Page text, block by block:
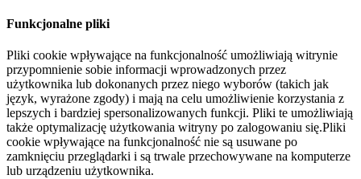
Funkcjonalne pliki
Pliki cookie wpływające na funkcjonalność umożliwiają witrynie
przypomnienie sobie informacji wprowadzonych przez
użytkownika lub dokonanych przez niego wyborów (takich jak
język, wyrażone zgody) i mają na celu umożliwienie korzystania z
lepszych i bardziej spersonalizowanych funkcji. Pliki te umożliwiają
także optymalizację użytkowania witryny po zalogowaniu się.Pliki
cookie wpływające na funkcjonalność nie są usuwane po
zamknięciu przeglądarki i są trwale przechowywane na komputerze
lub urządzeniu użytkownika.